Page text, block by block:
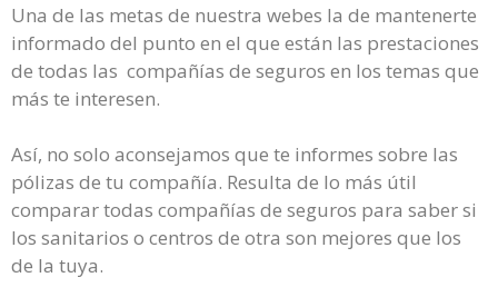
Una de las metas de nuestra webes la de mantenerte
informado del punto en el que están las prestaciones
de todas las compañías de seguros en los temas que
más te interesen.
Así, no solo aconsejamos que te informes sobre las
pólizas de tu compañía. Resulta de lo más útil
comparar todas compañías de seguros para saber si
los sanitarios o centros de otra son mejores que los
de la tuya.